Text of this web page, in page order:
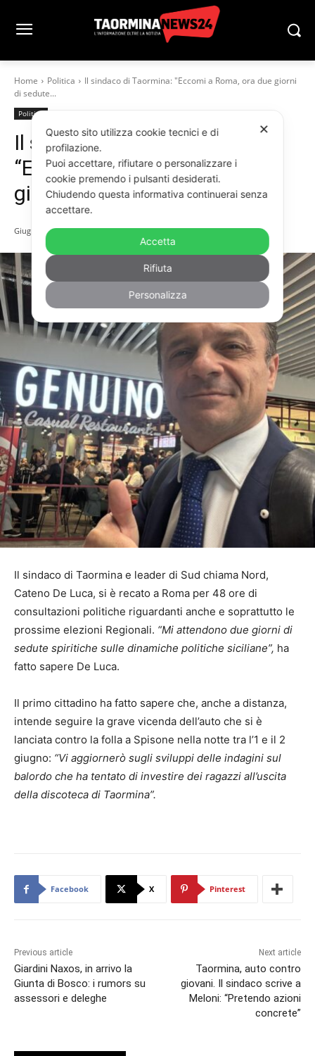
Home Politica
Il sindaco di Taormina: "Eccomi a Roma, ora due giorni
di sedute...
Politica
Il sindaco di Taormina:
“Eccomi a Roma, ora due
giorni di sedute spiritiche”
Giugno 3, 2026
Il sindaco di Taormina e leader di Sud chiama Nord,
Cateno De Luca, si è recato a Roma per 48 ore di
consultazioni politiche riguardanti anche e soprattutto le
prossime elezioni Regionali. “Mi attendono due giorni di
sedute spiritiche sulle dinamiche politiche siciliane”, ha
fatto sapere De Luca.
Il primo cittadino ha fatto sapere che, anche a distanza,
intende seguire la grave vicenda dell’auto che si è
lanciata contro la folla a Spisone nella notte tra l’1 e il 2
giugno: “Vi aggiornerò sugli sviluppi delle indagini sul
balordo che ha tentato di investire dei ragazzi all’uscita
della discoteca di Taormina”.
Facebook X Pinterest
Previous article
Giardini Naxos, in arrivo la
Giunta di Bosco: i rumors su
assessori e deleghe
Next article
Taormina, auto contro
giovani. Il sindaco scrive a
Meloni: “Pretendo azioni
concrete”
✕
Questo sito utilizza cookie tecnici e di
profilazione.
Puoi accettare, rifiutare o personalizzare i
cookie premendo i pulsanti desiderati.
Chiudendo questa informativa continuerai senza
accettare.
Accetta
Rifiuta
Personalizza